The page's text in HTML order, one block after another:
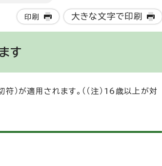
印刷 大きな文字で印刷
す
）が適用されます。（（注）16歳以上が対